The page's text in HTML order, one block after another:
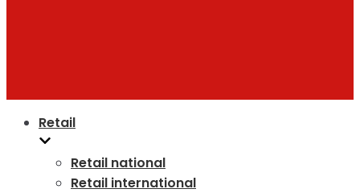
Retail
Retail national
Retail international